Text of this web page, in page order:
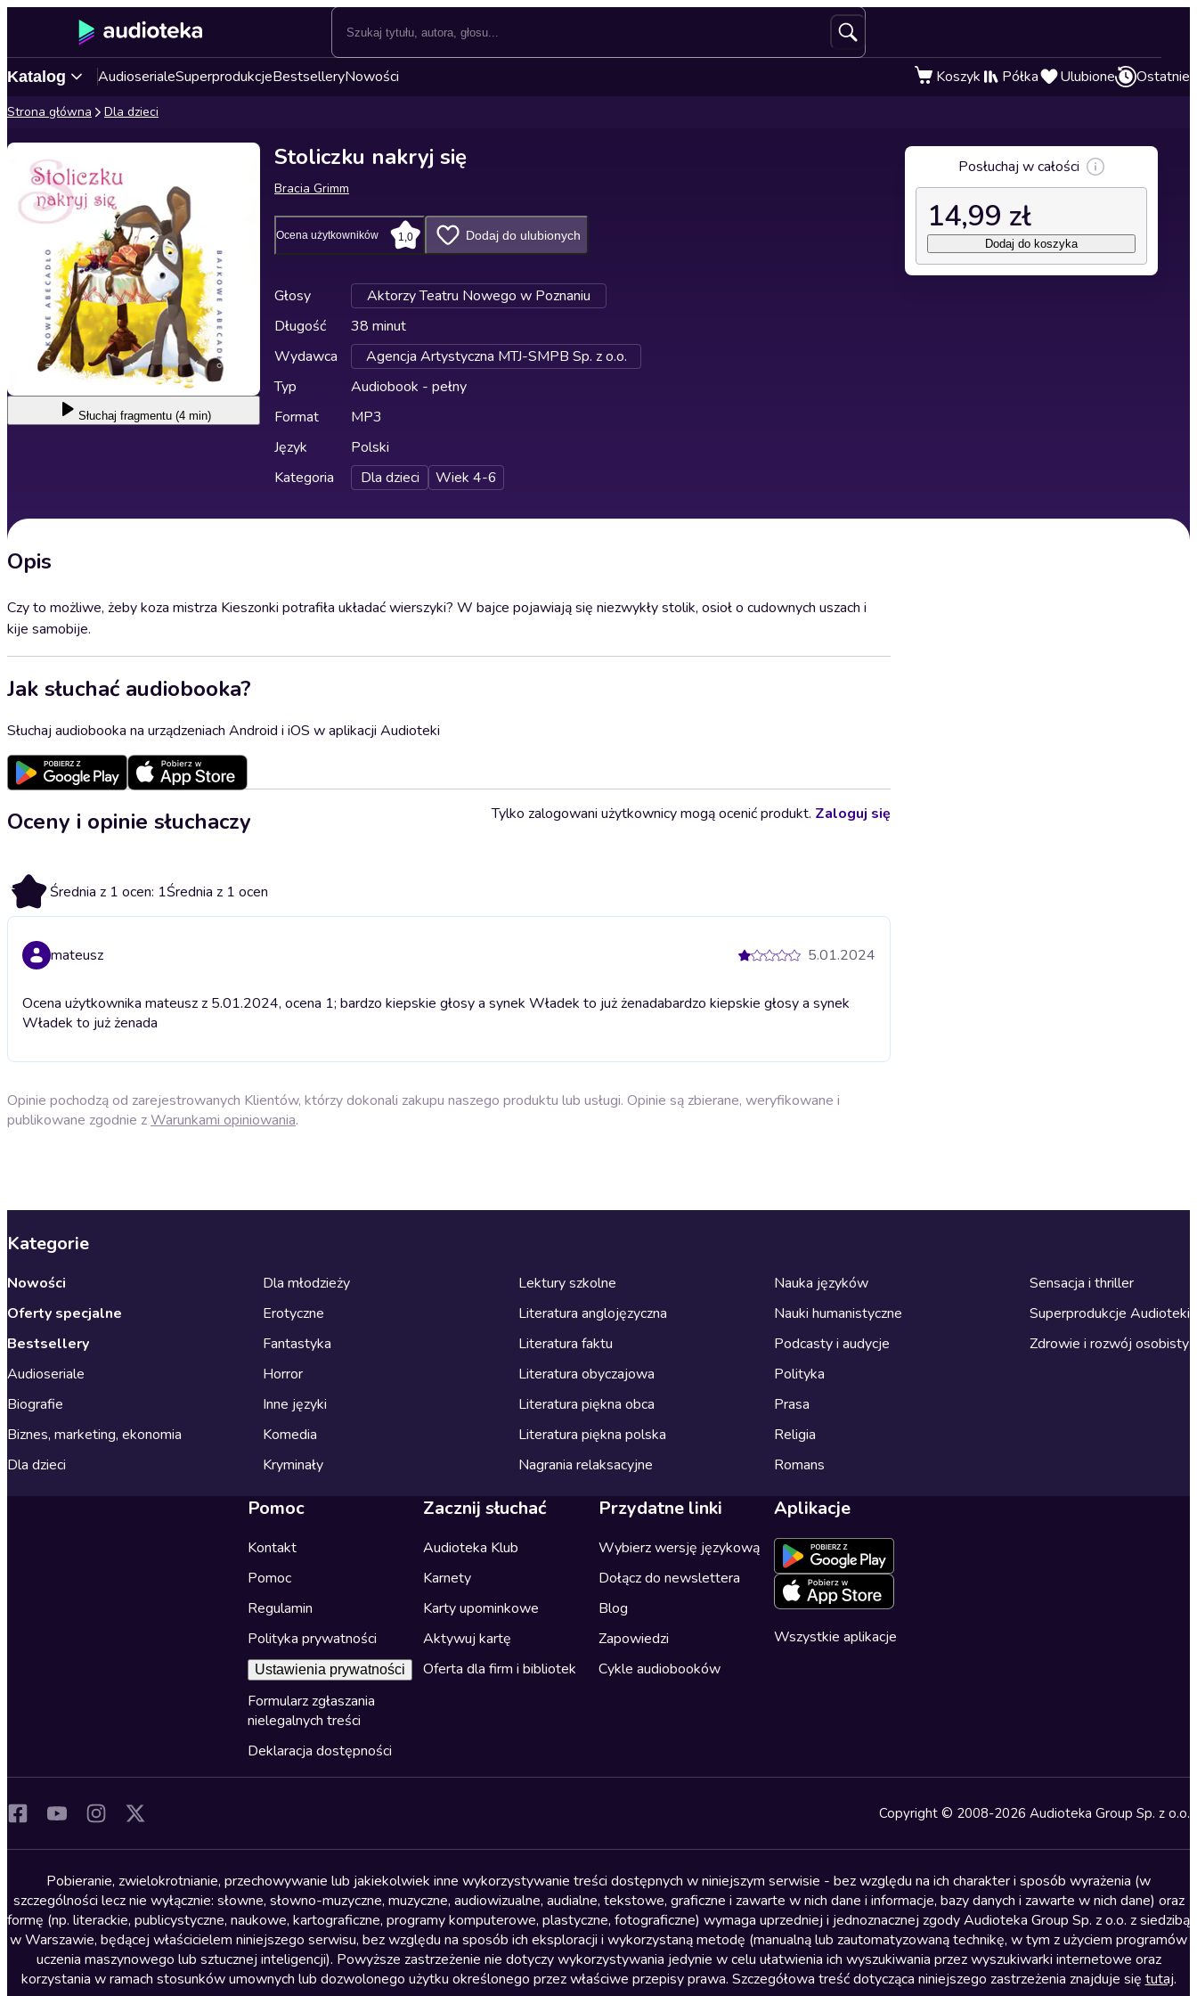
Katalog AudioserialeSuperprodukcjeBestselleryNowości Koszyk Półka Ulubione Ostatnie
Strona główna Dla dzieci
Słuchaj fragmentu (4 min)
Stoliczku nakryj się
Bracia Grimm
Ocena użytkowników 1,0 Dodaj do ulubionych
Głosy
Aktorzy Teatru Nowego w Poznaniu
Długość
38 minut
Wydawca
Agencja Artystyczna MTJ-SMPB Sp. z o.o.
Typ
Audiobook - pełny
Format
MP3
Język
Polski
Kategoria
Dla dzieci Wiek 4-6
Opis
Czy to możliwe, żeby koza mistrza Kieszonki potrafiła układać wierszyki? W bajce pojawiają się niezwykły stolik, osioł o cudownych uszach i
kije samobije.
Jak słuchać audiobooka?
Słuchaj audiobooka na urządzeniach Android i iOS w aplikacji Audioteki
Oceny i opinie słuchaczy
1 Średnia z 1 ocen: 1Średnia z 1 ocen
Tylko zalogowani użytkownicy mogą ocenić produkt. Zaloguj się
mateusz 5.01.2024
Ocena użytkownika mateusz z 5.01.2024, ocena 1; bardzo kiepskie głosy a synek Władek to już żenadabardzo kiepskie głosy a synek
Władek to już żenada
Opinie pochodzą od zarejestrowanych Klientów, którzy dokonali zakupu naszego produktu lub usługi. Opinie są zbierane, weryfikowane i
publikowane zgodnie zWarunkami opiniowania.
Posłuchaj w całości
14,99 zł
Dodaj do koszyka
Kategorie
Nowości
Oferty specjalne
Bestsellery
Audioseriale
Biografie
Biznes, marketing, ekonomia
Dla dzieci
Dla młodzieży
Erotyczne
Fantastyka
Horror
Inne języki
Komedia
Kryminały
Lektury szkolne
Literatura anglojęzyczna
Literatura faktu
Literatura obyczajowa
Literatura piękna obca
Literatura piękna polska
Nagrania relaksacyjne
Nauka języków
Nauki humanistyczne
Podcasty i audycje
Polityka
Prasa
Religia
Romans
Sensacja i thriller
Superprodukcje Audioteki
Zdrowie i rozwój osobisty
Pomoc
Kontakt
Pomoc
Regulamin
Polityka prywatności
Ustawienia prywatności
Formularz zgłaszania
nielegalnych treści
Deklaracja dostępności
Zacznij słuchać
Audioteka Klub
Karnety
Karty upominkowe
Aktywuj kartę
Oferta dla firm i bibliotek
Przydatne linki
Wybierz wersję językową
Dołącz do newslettera
Blog
Zapowiedzi
Cykle audiobooków
Aplikacje
Wszystkie aplikacje
Copyright © 2008-2026 Audioteka Group Sp. z o.o.
Pobieranie, zwielokrotnianie, przechowywanie lub jakiekolwiek inne wykorzystywanie treści dostępnych w niniejszym serwisie - bez względu na ich charakter i sposób wyrażenia (w
szczególności lecz nie wyłącznie: słowne, słowno-muzyczne, muzyczne, audiowizualne, audialne, tekstowe, graficzne i zawarte w nich dane i informacje, bazy danych i zawarte w nich dane) oraz
formę (np. literackie, publicystyczne, naukowe, kartograficzne, programy komputerowe, plastyczne, fotograficzne) wymaga uprzedniej i jednoznacznej zgody Audioteka Group Sp. z o.o. z siedzibą
w Warszawie, będącej właścicielem niniejszego serwisu, bez względu na sposób ich eksploracji i wykorzystaną metodę (manualną lub zautomatyzowaną technikę, w tym z użyciem programów
uczenia maszynowego lub sztucznej inteligencji). Powyższe zastrzeżenie nie dotyczy wykorzystywania jedynie w celu ułatwienia ich wyszukiwania przez wyszukiwarki internetowe oraz
korzystania w ramach stosunków umownych lub dozwolonego użytku określonego przez właściwe przepisy prawa. Szczegółowa treść dotycząca niniejszego zastrzeżenia znajduje się tutaj.